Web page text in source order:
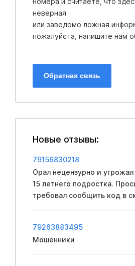
неверная
или заведомо ложная
пожалуйста, напишите нам
Обратная связь
Новые отзывы:
79156830218
Opал нeцензурно и угрожал
15 летнего подростка.
требовал сообщить код в
79263883495
Мошенники